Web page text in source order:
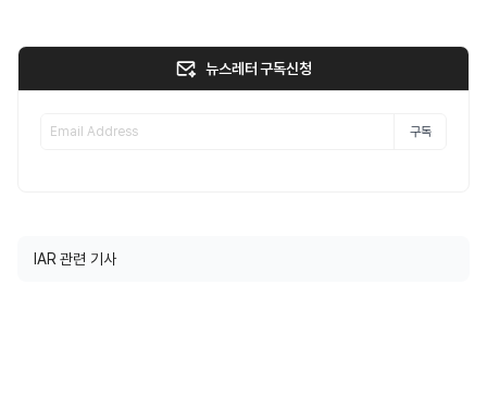
뉴스레터 구독신청
구독
IAR 관련 기사